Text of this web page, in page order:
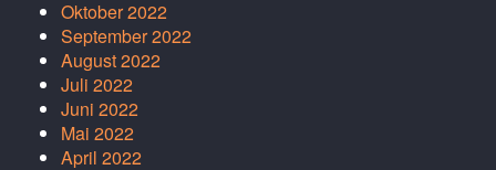
Oktober 2022
September 2022
August 2022
Juli 2022
Juni 2022
Mai 2022
April 2022